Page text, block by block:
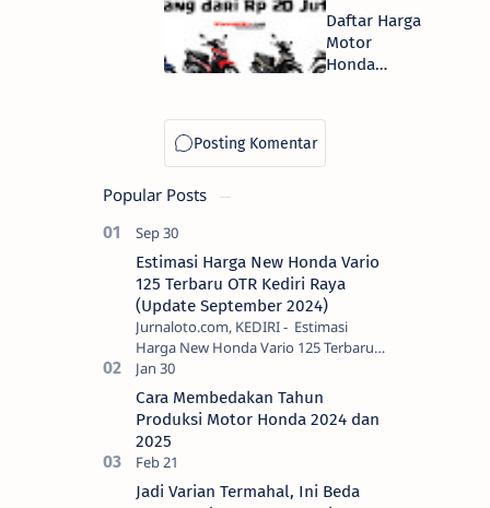
Madiun,
Fasilitas
Komplit
Daftar Harga
Motor
Honda
Popular Posts
Estimasi Harga New Honda Vario
125 Terbaru OTR Kediri Raya
(Update September 2024)
Jurnaloto.com, KEDIRI - Estimasi
Harga New Honda Vario 125 Terbaru
OTR Kediri Raya (Update September
2024) Brosis sekalian, PT Astra Honda
Motor (AH…
Cara Membedakan Tahun
Produksi Motor Honda 2024 dan
2025
Jadi Varian Termahal, Ini Beda